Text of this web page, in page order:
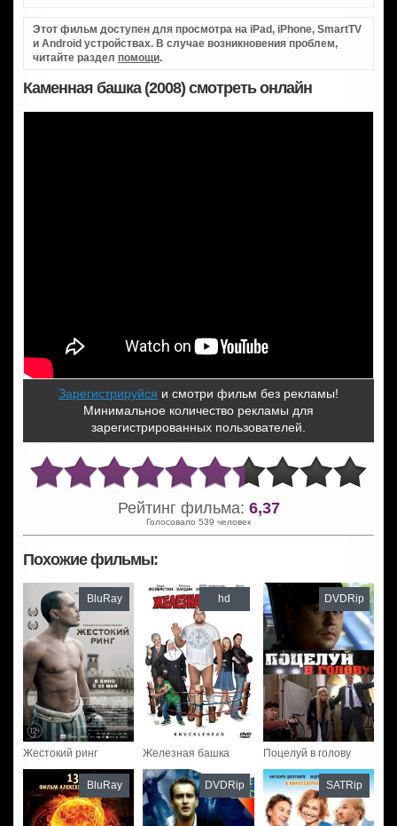
Этот фильм доступен для просмотра на iPad, iPhone, SmartTV
и Android устройствах. В случае возникновения проблем,
читайте раздел помощи.
Каменная башка (2008) смотреть онлайн
Зарегистрируйся и смотри фильм без рекламы!
Минимальное количество рекламы для
зарегистрированных пользователей.
Рейтинг фильма: 6,37
Голосовало 539 человек
Похожие фильмы:
Жестокий ринг
BluRay
Железная башка
hd
Поцелуй в голову
DVDRip
BluRay DVDRip SATRip